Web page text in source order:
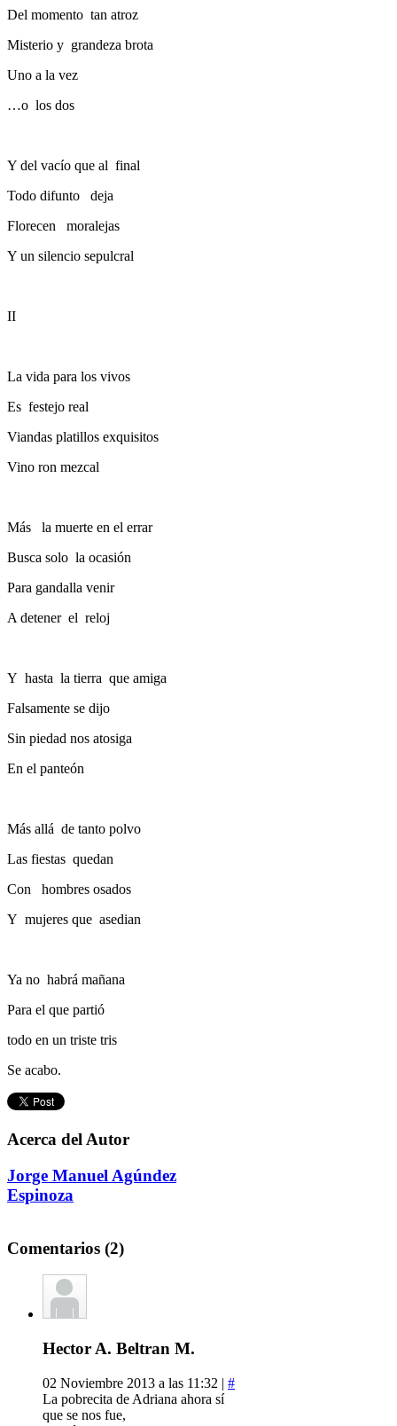
Del momento tan atroz
Misterio y grandeza brota
Uno a la vez
…o los dos
Y del vacío que al final
Todo difunto deja
Florecen moralejas
Y un silencio sepulcral
II
La vida para los vivos
Es festejo real
Viandas platillos exquisitos
Vino ron mezcal
Más la muerte en el errar
Busca solo la ocasión
Para gandalla venir
A detener el reloj
Y hasta la tierra que amiga
Falsamente se dijo
Sin piedad nos atosiga
En el panteón
Más allá de tanto polvo
Las fiestas quedan
Con hombres osados
Y mujeres que asedian
Ya no habrá mañana
Para el que partió
todo en un triste tris
Se acabo.
Acerca del Autor
Jorge Manuel Agúndez
Espinoza
Comentarios (2)
Hector A. Beltran M.
02 Noviembre 2013 a las 11:32 | #
La pobrecita de Adriana ahora sí
que se nos fue,